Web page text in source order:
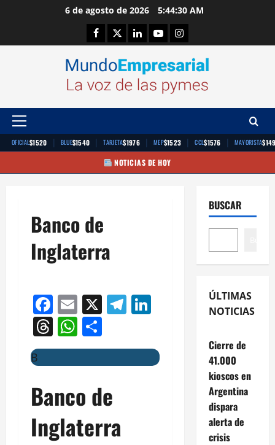
6 de agosto de 2026 5:44:31 AM
Facebook
TwitterLinkedinYoutubeInstagram
Menú
principal
OFICIAL$1520 | BLUE$1540 | TARJETA$1976 | MEP$1523 | CCL$1576 | MAYORISTA
NOTICIAS DE HOY
Banco de
Inglaterra
Facebook
Email
X Telegram
LinkedIn
Threads
WhatsApp
B
Banco de
Inglaterra
BUSCAR
ÚLTIMAS
NOTICIAS
Cierre de
41.000
kioscos en
Argentina
dispara
alerta de
crisis